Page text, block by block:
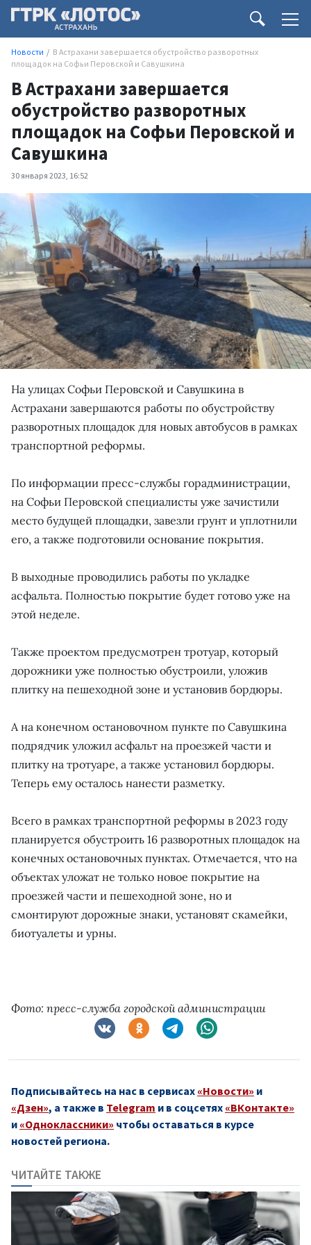
Новости
В Астрахани завершается обустройство разворотных
площадок на Софьи Перовской и Савушкина
В Астрахани завершается
обустройство разворотных
площадок на Софьи Перовской и
Савушкина
30 января 2023, 16:52
На улицах Софьи Перовской и Савушкина в
Астрахани завершаются работы по обустройству
разворотных площадок для новых автобусов в рамках
транспортной реформы.
По информации пресс-службы горадминистрации,
на Софьи Перовской специалисты уже зачистили
место будущей площадки, завезли грунт и уплотнили
его, а также подготовили основание покрытия.
В выходные проводились работы по укладке
асфальта. Полностью покрытие будет готово уже на
этой неделе.
Также проектом предусмотрен тротуар, который
дорожники уже полностью обустроили, уложив
плитку на пешеходной зоне и установив бордюры.
А на конечном остановочном пункте по Савушкина
подрядчик уложил асфальт на проезжей части и
плитку на тротуаре, а также установил бордюры.
Теперь ему осталось нанести разметку.
Всего в рамках транспортной реформы в 2023 году
планируется обустроить 16 разворотных площадок на
конечных остановочных пунктах. Отмечается, что на
объектах уложат не только новое покрытие на
проезжей части и пешеходной зоне, но и
смонтируют дорожные знаки, установят скамейки,
биотуалеты и урны.
Фото: пресс-служба городской администрации
Подписывайтесь на нас в сервисах «Новости» и
«Дзен», а также в Telegram и в соцсетях «ВКонтакте»
и «Одноклассники» чтобы оставаться в курсе
новостей региона.
ЧИТАЙТЕ ТАКЖЕ